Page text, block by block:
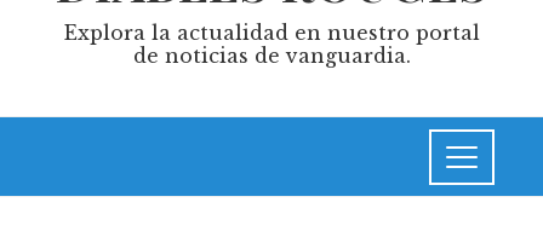
Explora la actualidad en nuestro portal
de noticias de vanguardia.